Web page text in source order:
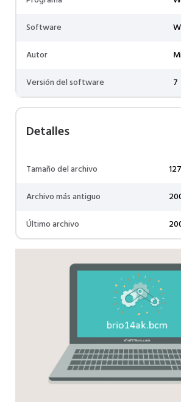
Software
Autor
Versión del software
7
Detalles
Tamaño del archivo
Archivo más antiguo
Último archivo